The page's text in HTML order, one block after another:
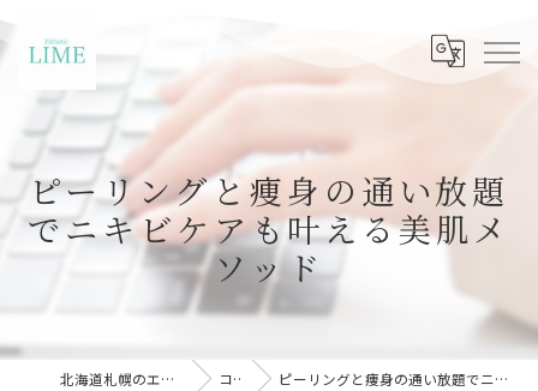
ピーリングと痩身の通い放題
でニキビケアも叶える美肌メ
ソッド
北海道札幌のエステならLIME札幌 コラム ピーリングと痩身の通い放題でニキビケアも叶える美肌メソッド